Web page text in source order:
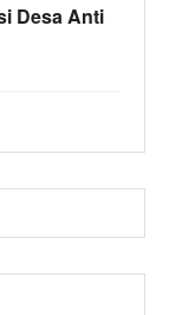
Desa Anti